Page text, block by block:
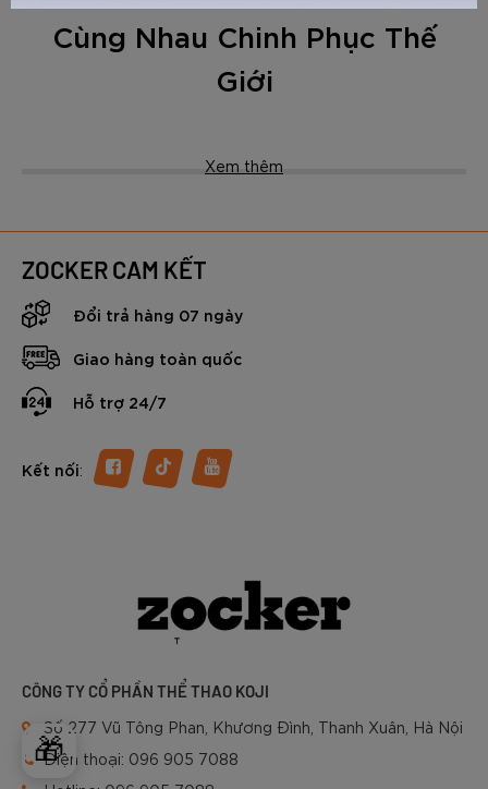
🎁
Cùng Nhau Chinh Phục Thế
Giới
Xem thêm
GỬI TƯ VẤN HỦY
ZOCKER CAM KẾT
Đổi trả hàng 07 ngày
Giao hàng toàn quốc
Hỗ trợ 24/7
Kết nối:
CÔNG TY CỔ PHẦN THỂ THAO KOJI
Số 277 Vũ Tông Phan, Khương Đình, Thanh Xuân, Hà Nội
Điện thoại: 096 905 7088